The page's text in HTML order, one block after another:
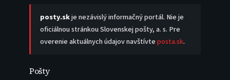
posty.skje nezávislý informačný portál. Nie je
oficiálnou stránkou Slovenskej pošty, a. s. Pre
overenie aktuálnych údajov navštívteposta.sk.
Pošty